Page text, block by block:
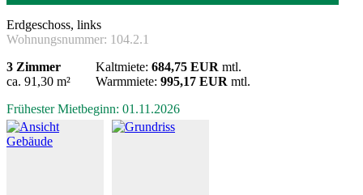
Erdgeschoss, links
Wohnungsnummer: 104.2.1
3 Zimmer
ca. 91,30 m²
Kaltmiete: 684,75 EUR mtl.
Warmmiete: 995,17 EUR mtl.
Frühester Mietbeginn: 01.11.2026